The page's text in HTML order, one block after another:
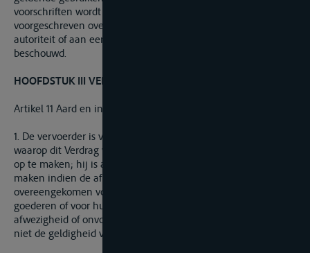
voorschriften wordt als aflevering beschouwd. De
voorgeschreven overhandiging van de goederen aan een
autoriteit of aan een derde wordt eveneens als aflevering
beschouwd.
HOOFDSTUK III VERVOERSDOCUMENTEN
Artikel 11 Aard en inhoud
1. De vervoerder is verplicht voor elk vervoer van goederen
waarop dit Verdrag van toepassing is een vervoersdocument
op te maken; hij is alleen verplicht een cognossement op te
maken indien de afzender daarom verzoekt en indien dit is
overeengekomen voorafgaand aan het laden van de
goederen of voor hun inontvangstneming ten vervoer. De
afwezigheid of onvolledigheid van een vervoersdocument tast
niet de geldigheid van de vervoerovereenkomst aan.